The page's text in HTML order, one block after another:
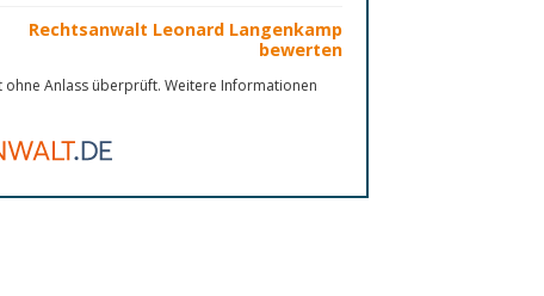
Rechtsanwalt Leonard Langenkamp
bewerten
Anlass überprüft. Weitere Informationen